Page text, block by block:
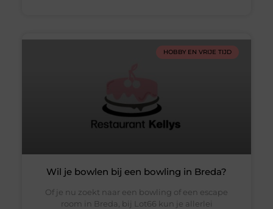
HOBBY EN VRIJE TIJD
Wil je bowlen bij een bowling in Breda?
Of je nu zoekt naar een bowling of een escape
room in Breda, bij Lot66 kun je allerlei